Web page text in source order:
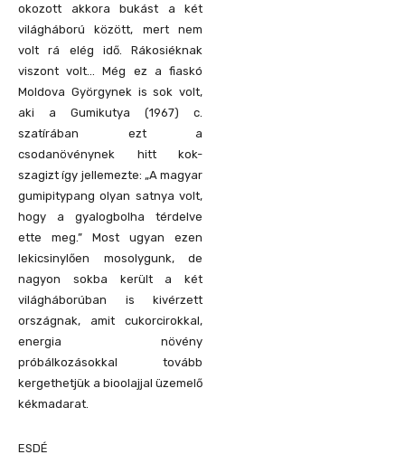
okozott akkora bukást a két
világháború között, mert nem
volt rá elég idő. Rákosiéknak
viszont volt… Még ez a fiaskó
Moldova Györgynek is sok volt,
aki a Gumikutya (1967) c.
szatírában ezt a
csodanövénynek hitt kok-
szagizt így jellemezte: „A magyar
gumipitypang olyan satnya volt,
hogy a gyalogbolha térdelve
ette meg.” Most ugyan ezen
lekicsinylően mosolygunk, de
nagyon sokba került a két
világháborúban is kivérzett
országnak, amit cukorcirokkal,
energia növény
próbálkozásokkal tovább
kergethetjük a bioolajjal üzemelő
kékmadarat.
ESDÉ